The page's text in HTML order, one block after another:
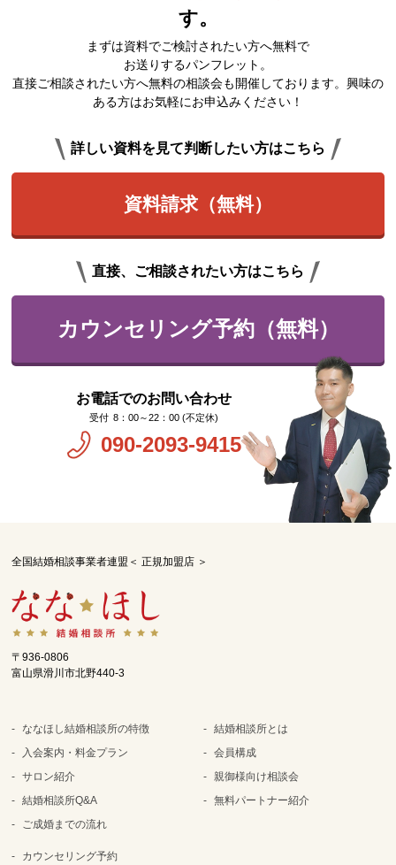
す。
まずは資料でご検討されたい方へ無料で
お送りするパンフレット。
直接ご相談されたい方へ無料の相談会も開催しております。興味の
ある方はお気軽にお申込みください！
詳しい資料を見て判断したい方はこちら
資料請求（無料）
直接、ご相談されたい方はこちら
カウンセリング予約（無料）
お電話でのお問い合わせ
8：00～22：00 (不定休)
090-2093-9415
全国結婚相談事業者連盟＜ 正規加盟店 ＞
〒936-0806
富山県滑川市北野440-3
ななほし結婚相談所の特徴
入会案内・料金プラン
サロン紹介
結婚相談所Q&A
ご成婚までの流れ
結婚相談所とは
会員構成
親御様向け相談会
無料パートナー紹介
カウンセリング予約